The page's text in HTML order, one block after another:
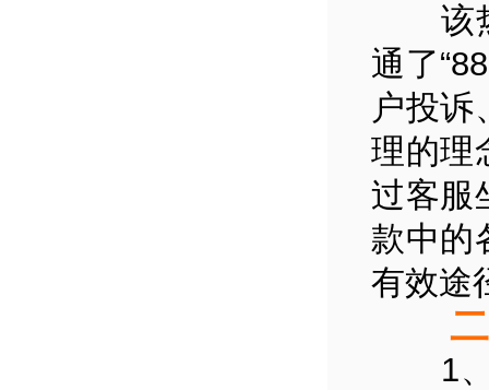
该热
通了
户投诉
理的理
过客服
款中的
有效途
二
1、